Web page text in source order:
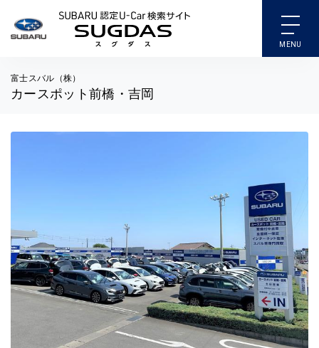
SUBARU 認定U-Car検索
富士スバル（株）
カースポット前橋・吉岡